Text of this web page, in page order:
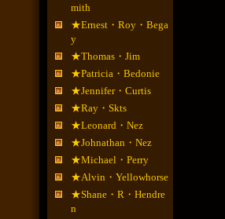
mith
★Ernest・Roy・Bega
y
★Thomas・Jim
★Patricia・Bedonie
★Jennifer・Curtis
★Ray・Skts
★Leonard・Nez
★Johnathan・Nez
★Michael・Perry
★Alvin・Yellowhorse
★Shane・R・Hendre
n